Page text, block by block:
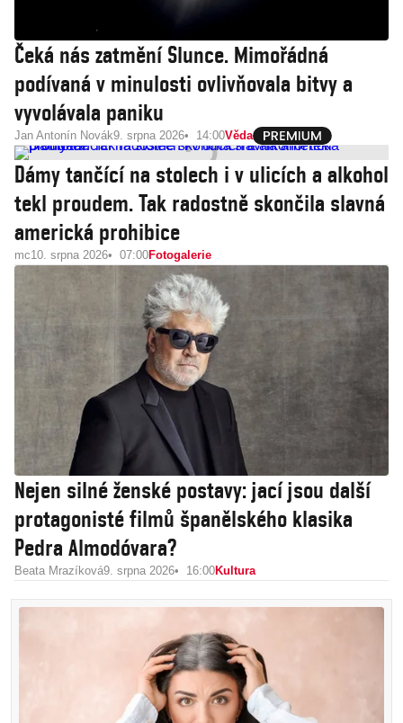
Čeká nás zatmění Slunce. Mimořádná
podívaná v minulosti ovlivňovala bitvy a
vyvolávala paniku
Jan Antonín Novák9. srpna 2026 14:00Věda
Dámy tančící na stolech i v ulicích a alkohol
tekl proudem. Tak radostně skončila slavná
americká prohibice
mc10. srpna 2026 07:00Fotogalerie
Nejen silné ženské postavy: jací jsou další
protagonisté filmů španělského klasika
Pedra Almodóvara?
Beata Mrazíková9. srpna 2026 16:00Kultura